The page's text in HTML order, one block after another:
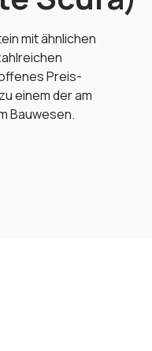
mit ähnlichen
Preis-
einem der am
Bauwesen.